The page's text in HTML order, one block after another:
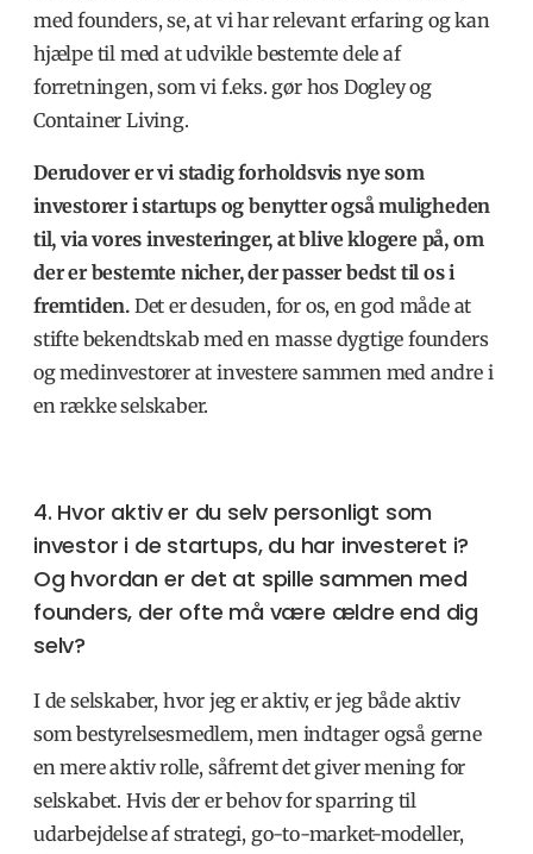
med founders, se, at vi har relevant erfaring og kan
hjælpe til med at udvikle bestemte dele af
forretningen, som vi f.eks. gør hos Dogley og
Container Living.
Derudover er vi stadig forholdsvis nye som
investorer i startups og benytter også muligheden
til, via vores investeringer, at blive klogere på, om
der er bestemte nicher, der passer bedst til os i
fremtiden. Det er desuden, for os, en god måde at
stifte bekendtskab med en masse dygtige founders
og medinvestorer at investere sammen med andre i
en række selskaber.
4. Hvor aktiv er du selv personligt som
investor i de startups, du har investeret i?
Og hvordan er det at spille sammen med
founders, der ofte må være ældre end dig
selv?
I de selskaber, hvor jeg er aktiv, er jeg både aktiv
som bestyrelsesmedlem, men indtager også gerne
en mere aktiv rolle, såfremt det giver mening for
selskabet. Hvis der er behov for sparring til
udarbejdelse af strategi, go-to-market-modeller,